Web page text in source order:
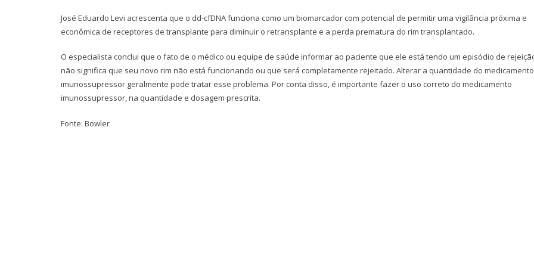
José Eduardo Levi acrescenta que o dd-cfDNA funciona como um biomarcador com potencial de permitir uma vigilância próxima e
econômica de receptores de transplante para diminuir o retransplante e a perda prematura do rim transplantado.
O especialista conclui que o fato de o médico ou equipe de saúde informar ao paciente que ele está tendo um episódio de
não significa que seu novo rim não está funcionando ou que será completamente rejeitado. Alterar a quantidade do medicamento
imunossupressor geralmente pode tratar esse problema. Por conta disso, é importante fazer o uso correto do medicamento
imunossupressor, na quantidade e dosagem prescrita.
Fonte: Bowler